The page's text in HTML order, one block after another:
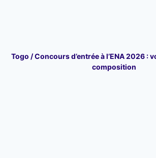
Togo / Concours d’entrée à l’ENA 2026 :
composition